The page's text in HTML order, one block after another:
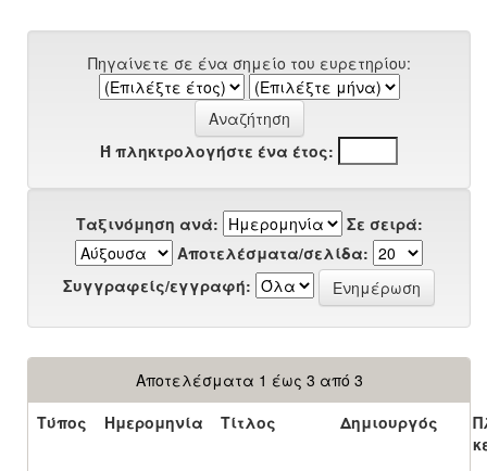
Πηγαίνετε σε ένα σημείο του ευρετηρίου:
Ή πληκτρολογήστε ένα έτος:
Ταξινόμηση ανά:
Σε σειρά:
Αποτελέσματα/σελίδα:
Συγγραφείς/εγγραφή:
Αποτελέσματα 1 έως 3 από 3
Τύπος
Ημερομηνία Τίτλος Δημιουργός